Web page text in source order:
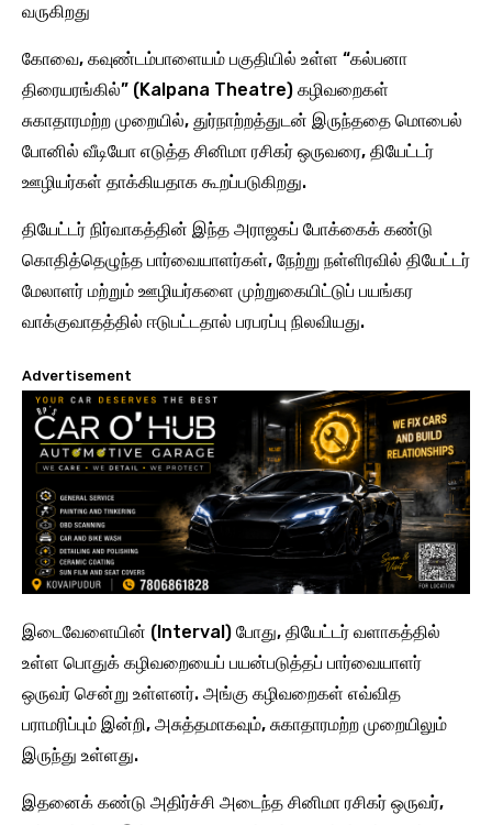
வருகிறது
கோவை, கவுண்டம்பாளையம் பகுதியில் உள்ள “கல்பனா
திரையரங்கில்” (Kalpana Theatre) கழிவறைகள்
சுகாதாரமற்ற முறையில், துர்நாற்றத்துடன் இருந்ததை மொபைல்
போனில் வீடியோ எடுத்த சினிமா ரசிகர் ஒருவரை, தியேட்டர்
ஊழியர்கள் தாக்கியதாக கூறப்படுகிறது.
தியேட்டர் நிர்வாகத்தின் இந்த அராஜகப் போக்கைக் கண்டு
கொதித்தெழுந்த பார்வையாளர்கள், நேற்று நள்ளிரவில் தியேட்டர்
மேலாளர் மற்றும் ஊழியர்களை முற்றுகையிட்டுப் பயங்கர
வாக்குவாதத்தில் ஈடுபட்டதால் பரபரப்பு நிலவியது.
Advertisement
இடைவேளையின் (Interval) போது, தியேட்டர் வளாகத்தில்
உள்ள பொதுக் கழிவறையைப் பயன்படுத்தப் பார்வையாளர்
ஒருவர் சென்று உள்ளனர். அங்கு கழிவறைகள் எவ்வித
பராமரிப்பும் இன்றி, அசுத்தமாகவும், சுகாதாரமற்ற முறையிலும்
இருந்து உள்ளது.
இதனைக் கண்டு அதிர்ச்சி அடைந்த சினிமா ரசிகர் ஒருவர்,